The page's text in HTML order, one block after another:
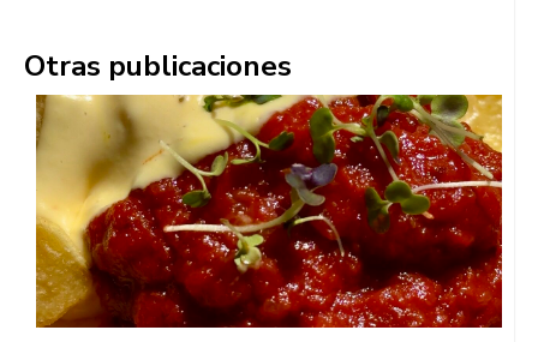
Otras publicaciones